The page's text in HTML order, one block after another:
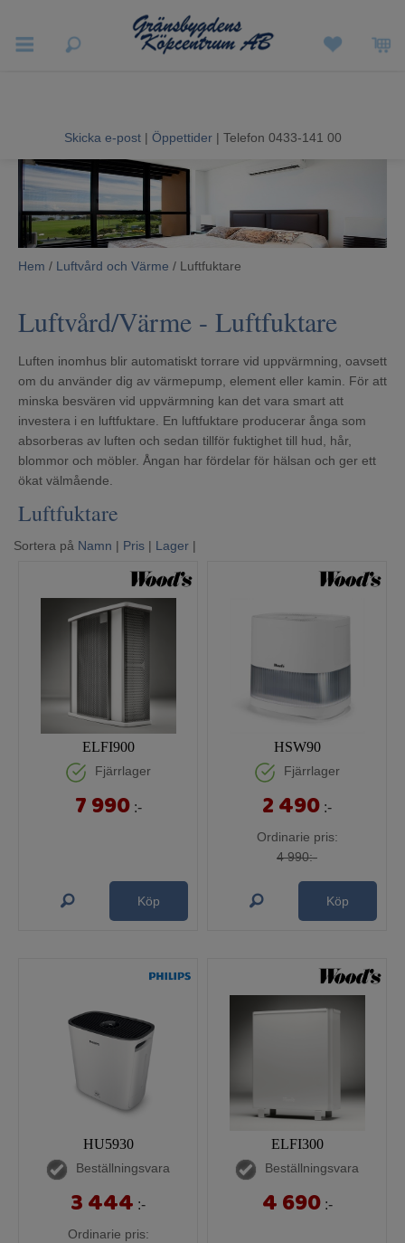
Sommarrea
Vitvaror
Hushållsapparater
Hem & Fritid
Kundtjänst
Mina sidor
Skicka e-post | Öppettider| Telefon 0433-141 00
Hem / Luftvård och Värme / Luftfuktare
Luftvård/Värme - Luftfuktare
Luften inomhus blir automatiskt torrare vid uppvärmning, oavsett
om du använder dig av värmepump, element eller kamin. För att
minska besvären vid uppvärmning kan det vara smart att
investera i en luftfuktare. En luftfuktare producerar ånga som
absorberas av luften och sedan tillför fuktighet till hud, hår,
blommor och möbler. Ångan har fördelar för hälsan och ger ett
ökat välmående.
Luftfuktare
Sortera på Namn | Pris | Lager |
ELFI900
Fjärrlager
7 990 :-
Köp
HSW90
Fjärrlager
2 490 :-
Ordinarie pris:
4 990:-
Köp
HU5930
Beställningsvara
3 444 :-
Ordinarie pris:
ELFI300
Beställningsvara
4 690 :-